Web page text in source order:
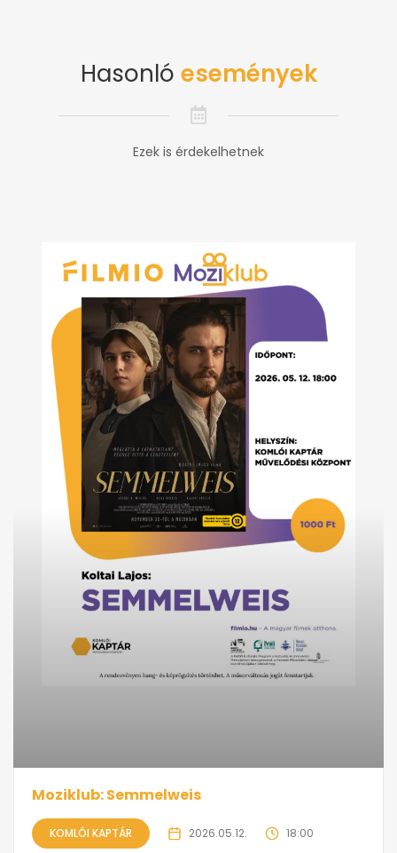
Hasonló események
Ezek is érdekelhetnek
Moziklub: Semmelweis
KOMLÓI KAPTÁR 2026.05.12. 18:00